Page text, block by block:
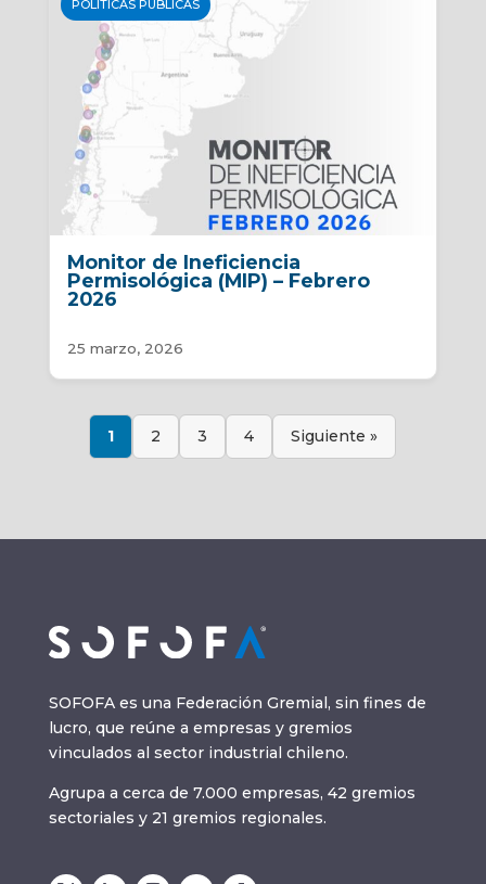
POLÍTICAS PÚBLICAS
Monitor de Ineficiencia
Permisológica (MIP) – Febrero
2026
25 marzo, 2026
1 2 3 4 Siguiente »
SOFOFA es una Federación Gremial, sin fines de
lucro, que reúne a empresas y gremios
vinculados al sector industrial chileno.
Agrupa a cerca de 7.000 empresas, 42 gremios
sectoriales y 21 gremios regionales.